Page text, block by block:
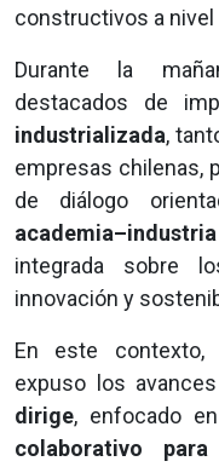
constructivos a nivel
Durante la
destacados de
industrializada,
empresas chilenas,
de diálogo
academia–industria
integrada sobre
innovación y
En este
expuso los
dirige, enfocado
colaborativo